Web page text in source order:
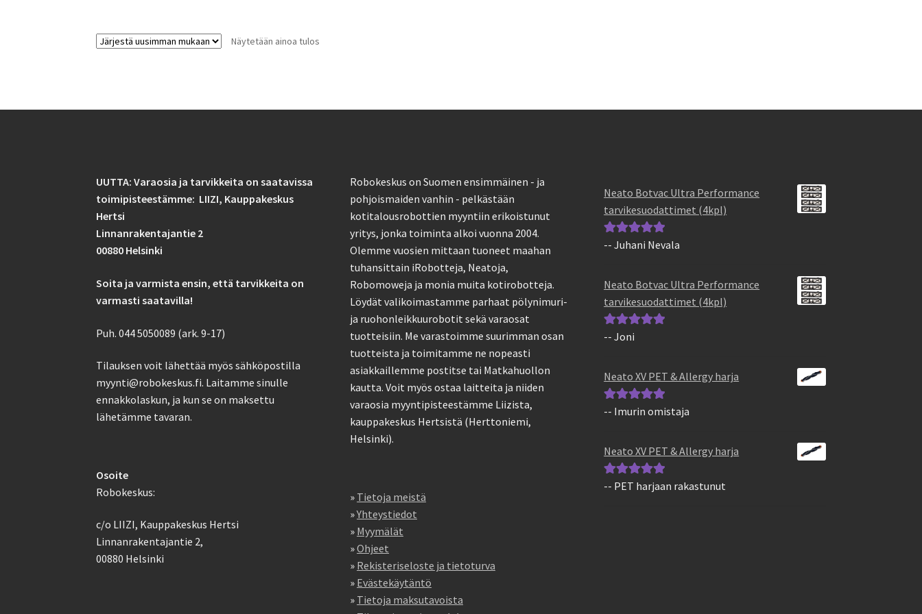
Näytetään ainoa tulos
UUTTA: Varaosia ja tarvikkeita on saatavissa
toimipisteestämme: LIIZI, Kauppakeskus
Hertsi
Linnanrakentajantie 2
00880 Helsinki
Soita ja varmista ensin, että tarvikkeita on
varmasti saatavilla!
Puh. 044 5050089 (ark. 9-17)
Tilauksen voit lähettää myös sähköpostilla
myynti@robokeskus.fi. Laitamme sinulle
ennakkolaskun, ja kun se on maksettu
lähetämme tavaran.
Osoite
Robokeskus:
c/o LIIZI, Kauppakeskus Hertsi
Linnanrakentajantie 2,
00880 Helsinki
Robokeskus on Suomen ensimmäinen - ja
pohjoismaiden vanhin - pelkästään
kotitalousrobottien myyntiin erikoistunut
yritys, jonka toiminta alkoi vuonna 2004.
Olemme vuosien mittaan tuoneet maahan
tuhansittain iRobotteja, Neatoja,
Robomoweja ja monia muita kotirobotteja.
Löydät valikoimastamme parhaat pölynimuri-
ja ruohonleikkuurobotit sekä varaosat
tuotteisiin. Me varastoimme suurimman osan
tuotteista ja toimitamme ne nopeasti
asiakkaillemme postitse tai Matkahuollon
kautta. Voit myös ostaa laitteita ja niiden
varaosia myyntipisteestämme Liizista,
kauppakeskus Hertsistä (Herttoniemi,
Helsinki).
» Tietoja meistä
»Yhteystiedot
» Myymälät
»Ohjeet
» Rekisteriseloste ja tietoturva
» Evästekäytäntö
» Tietoja maksutavoista
Neato Botvac Ultra Performance
tarvikesuodattimet (4kpl)
Arvostelu
-- Juhani Nevala
Neato Botvac Ultra Performance
tarvikesuodattimet (4kpl)
Arvostelu
-- Joni
Neato XV PET & Allergy harja
Arvostelu
-- Imurin omistaja
Neato XV PET & Allergy harja
Arvostelu
-- PET harjaan rakastunut